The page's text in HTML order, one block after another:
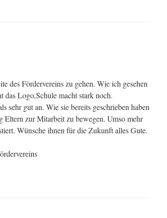
des Fördervereins zu gehen. Wie ich gesehen
das Logo,Schule macht stark noch.
sehr gut an. Wie sie bereits geschrieben haben
Eltern zur Mitarbeit zu bewegen. Umso mehr
Wünsche ihnen für die Zukunft alles Gute.